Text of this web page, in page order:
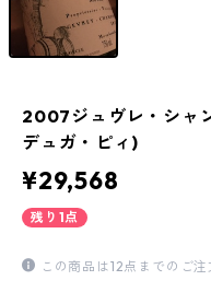
2007ジュヴレ・シャ
デュガ・ピィ)
¥29,568
残り1点
この商品は12点までのご